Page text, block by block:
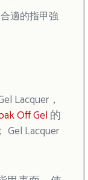
適的指甲強
Lacquer，
Off Gel的
Gel Lacquer